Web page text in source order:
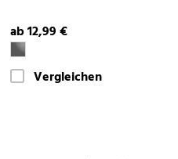
ab 12,99 €
Vergleichen